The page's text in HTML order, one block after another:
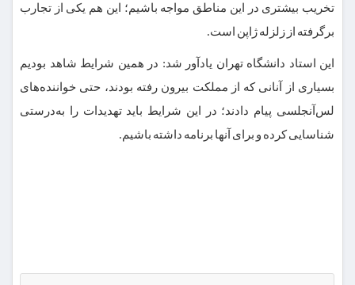
تخریب بیشتری در این مناطق مواجه باشیم؛ این هم یکی از تجارب
برگرفته از زلزله ژاپن است.
این استاد دانشگاه تهران یادآور شد: در همین شرایط شاهد بودیم
بسیاری از آنانی که از مملکت بیرون رفته بودند، حتی خواننده‌های
لس‌آنجلسی پیام دادند؛ در این شرایط باید تهدیدات را به‌درستی
شناسایی کرده و برای آنها برنامه داشته باشیم.